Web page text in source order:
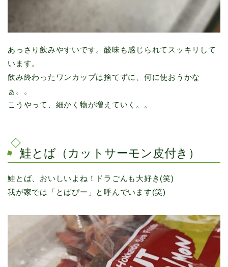
あっさり飲みやすいです。酸味も感じられてスッキリして
います。
飲み終わったワンカップは捨てずに、何に使おうかな
ぁ。。
こうやって、細かく物が増えていく。。
鮭とば（カットサーモン皮付き）
鮭とば、おいしいよね！ドラごんも大好き(笑)
我が家では「とばぴー」と呼んでいます(笑)